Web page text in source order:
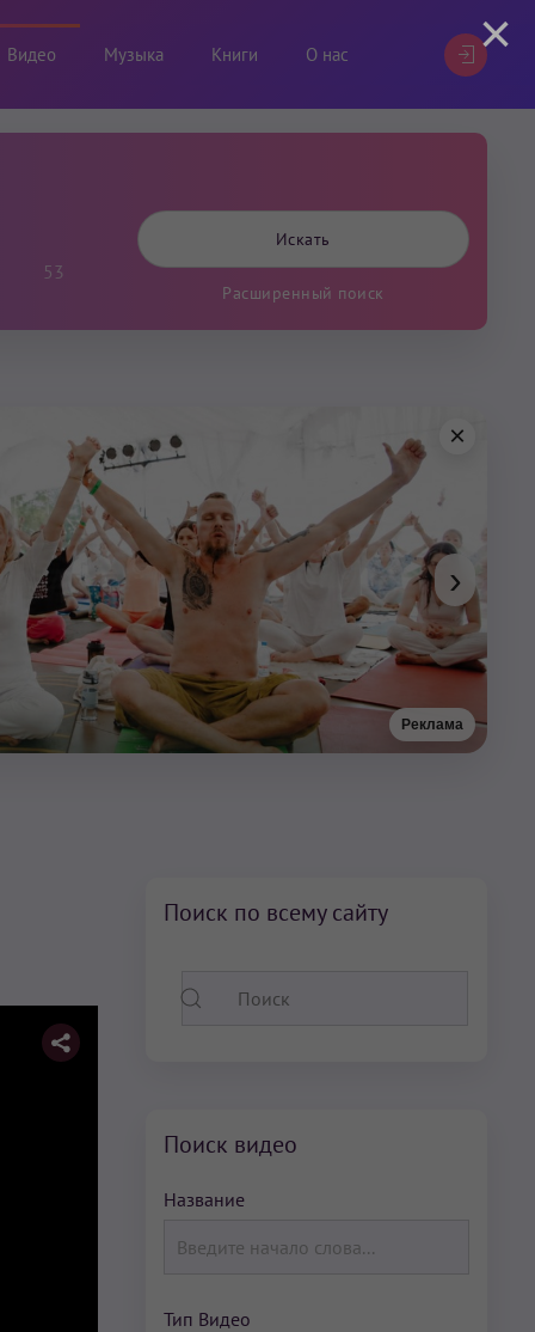
Видео Музыка Книги О нас
53
Расширенный поиск
Реклама
×
›
Поиск по всему сайту
Поиск видео
Название
Тип Видео
×